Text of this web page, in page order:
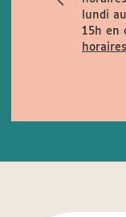
lundi
15h en
horaires